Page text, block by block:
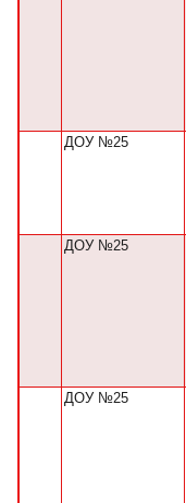
ДОУ №25
ДОУ №25
ДОУ №25